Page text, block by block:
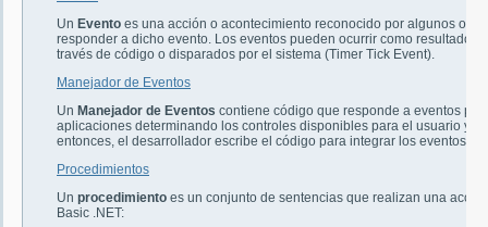
Un Evento es una acción o acontecimiento reconocido por algunos
responder a dicho evento. Los eventos pueden ocurrir como resultado
través de código o disparados por el sistema (Timer Tick Event).
Manejador de Eventos
Un Manejador de Eventos contiene código que responde a eventos
aplicaciones determinando los controles disponibles para el usuario y
entonces, el desarrollador escribe el código para integrar los eventos
Procedimientos
Un procedimiento es un conjunto de sentencias que realizan una
Basic .NET: